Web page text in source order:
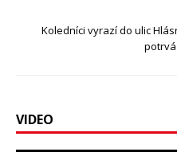
Koledníci vyrazí do ulic
VIDEO